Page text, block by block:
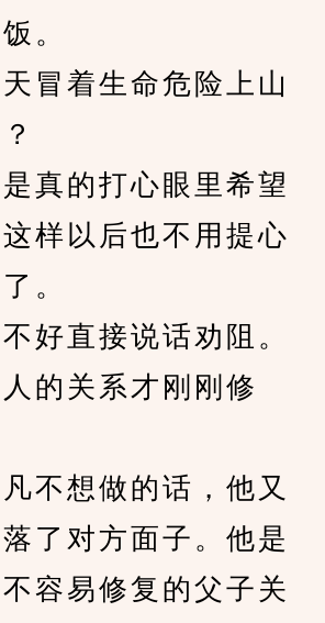
。
着生命危险上山
的打心眼里希望
样以后也不用提心
。
直接说话劝阻。
关系才刚刚修
想做的话，他又
了对方面子。他是
容易修复的父子关